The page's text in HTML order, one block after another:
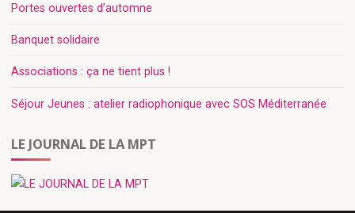
Portes ouvertes d’automne
Banquet solidaire
Associations : ça ne tient plus !
Séjour Jeunes : atelier radiophonique avec SOS Méditerranée
LE JOURNAL DE LA MPT